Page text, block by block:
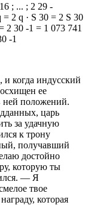
; ... ; 2 29 -
= 2 q · S 30 = 2 S 30
2 30 -1 = 1 073 741
-1
когда индусский
ее
ней положений.
царь
за удачную
к трону
получавший
достойно
которую ты
— Я
твое
которая